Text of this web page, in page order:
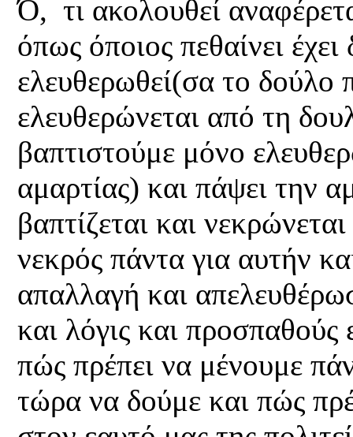
Ό, τι ακολουθεί
όπως όποιος πεθαίνει
ελευθερωθεί(σα το δούλο
ελευθερώνεται από τη
βαπτιστούμε μόνο
αμαρτίας) και πάψει την
βαπτίζεται και
νεκρός πάντα για αυτήν
απαλλαγή και
και λόγις και
πώς πρέπει να μένουμε
τώρα να δούμε και πώς